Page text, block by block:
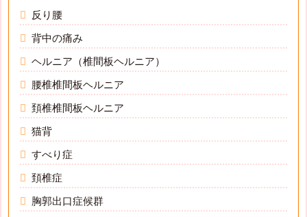
反り腰
背中の痛み
ヘルニア（椎間板ヘルニア）
腰椎椎間板ヘルニア
頚椎椎間板ヘルニア
猫背
すべり症
頚椎症
胸郭出口症候群